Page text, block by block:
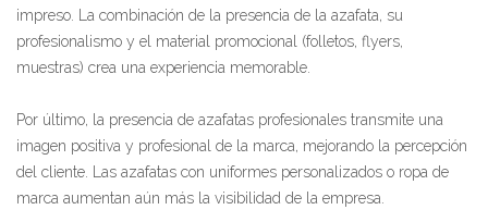
impreso. La combinación de la presencia de la azafata, su
profesionalismo y el material promocional (folletos, flyers,
muestras) crea una experiencia memorable.
Por último, la presencia de azafatas profesionales transmite una
imagen positiva y profesional de la marca, mejorando la percepción
del cliente. Las azafatas con uniformes personalizados o ropa de
marca aumentan aún más la visibilidad de la empresa.